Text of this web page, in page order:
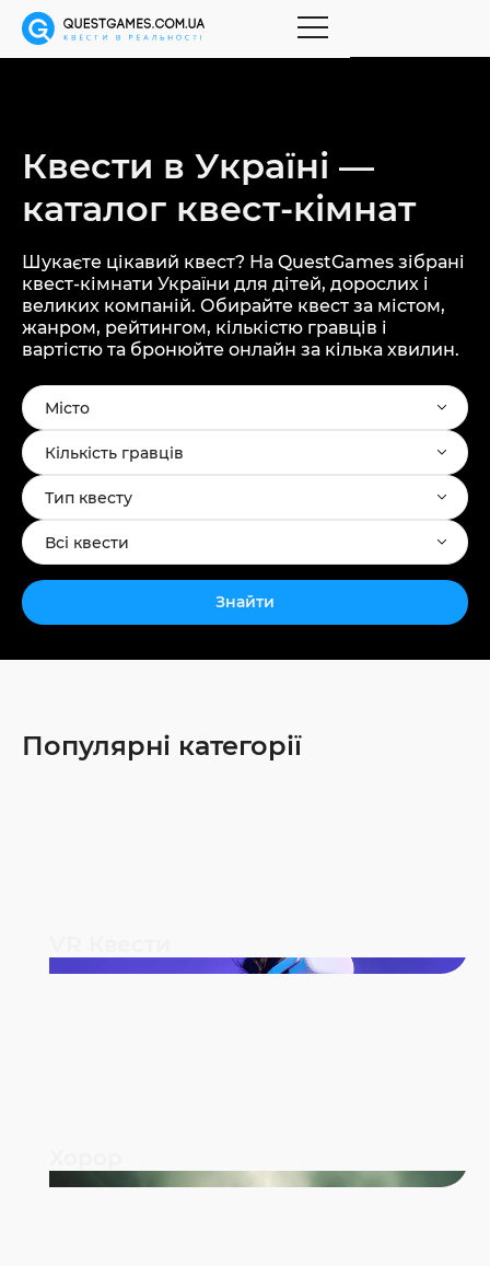
Квести в Україні —
каталог квест-кімнат
Шукаєте цікавий квест? На QuestGames зібрані
квест-кімнати України для дітей, дорослих і
великих компаній. Обирайте квест за містом,
жанром, рейтингом, кількістю гравців і
вартістю та бронюйте онлайн за кілька хвилин.
Місто
Кількість гравців
Тип квесту
Всі квести
Знайти
Популярні категорії